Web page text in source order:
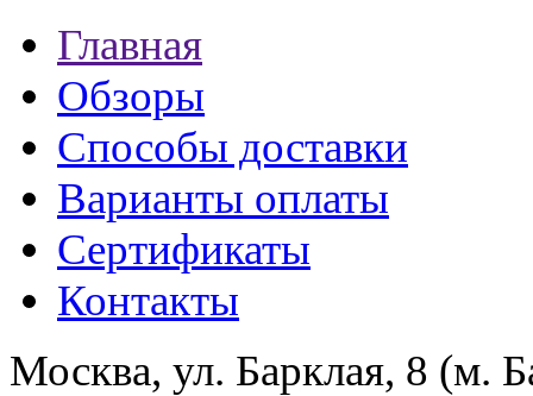
Главная
Обзоры
Способы доставки
Варианты оплаты
Сертификаты
Контакты
Москва, ул. Барклая, 8 (м.